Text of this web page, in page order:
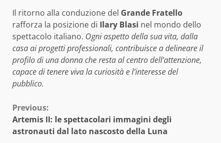
Il ritorno alla conduzione del Grande Fratello
rafforza la posizione di Ilary Blasi nel mondo dello
spettacolo italiano. Ogni aspetto della sua vita, dalla
casa ai progetti professionali, contribuisce a delineare il
profilo di una donna che resta al centro dell’attenzione,
capace di tenere viva la curiosità e l’interesse del
pubblico.
Continue
Reading
Previous:
Artemis II: le spettacolari immagini degli
astronauti dal lato nascosto della Luna